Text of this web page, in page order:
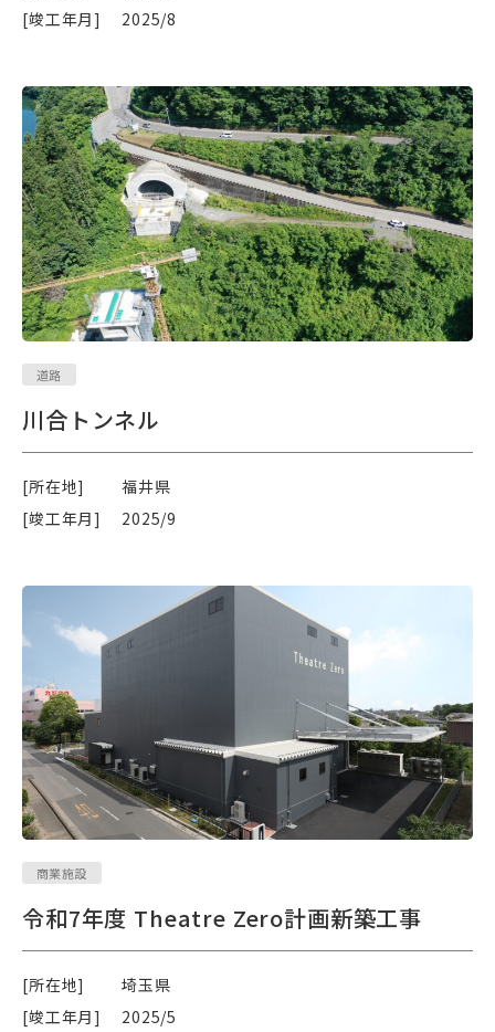
[竣工年月]
2025/8
道路
川合トンネル
[所在地]
福井県
[竣工年月]
2025/9
商業施設
令和7年度 Theatre Zero計画新築工事
[所在地]
埼玉県
[竣工年月]
2025/5